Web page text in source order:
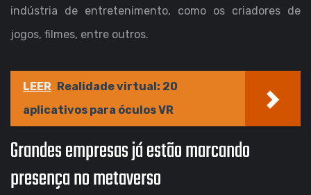
indústria de entretenimento, como os criadores de
jogos, filmes, entre outros.
LEER Realidade virtual: 20
aplicativos para óculos VR
Grandes empresas já estão marcando
presença no metaverso